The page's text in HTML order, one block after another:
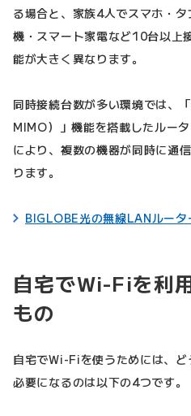
る場合と、家族4人でスマホ・
機・スマート家電など10台以上
能が大きく異なります。
同時接続台数が多い環境では、
MIMO）」機能を搭載したルー
により、複数の機器が同時に通
ります。
BIGLOBE光の無線LANルータ
自宅でWi-Fiを利
もの
自宅でWi-Fiを使うためには、ど
必要になるのは以下の4つです。